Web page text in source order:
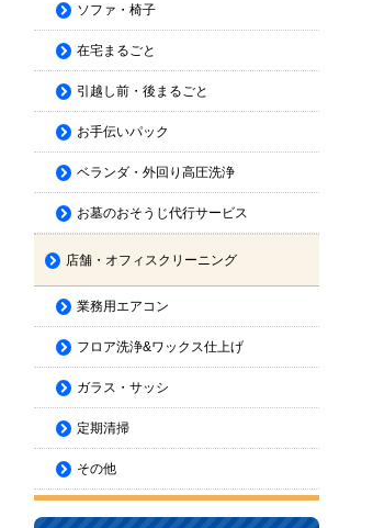
ソファ・椅子
在宅まるごと
引越し前・後まるごと
お手伝いパック
ベランダ・外回り高圧洗浄
お墓のおそうじ代行サービス
店舗・オフィスクリーニング
業務用エアコン
フロア洗浄&ワックス仕上げ
ガラス・サッシ
定期清掃
その他